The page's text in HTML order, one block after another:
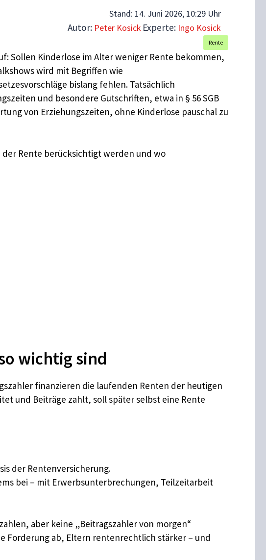
Stand: 14. Juni 2026, 10:29 Uhr
Autor: Peter Kosick Experte: Ingo Kosick
Rente
Sollen Kinderlose im Alter weniger Rente bekommen,
wird mit Begriffen wie
bislang fehlen. Tatsächlich
und besondere Gutschriften, etwa in § 56 SGB
von Erziehungszeiten, ohne Kinderlose pauschal zu
Rente berücksichtigt werden und wo
wichtig sind
finanzieren die laufenden Renten der heutigen
und Beiträge zahlt, soll später selbst eine Rente
der Rentenversicherung.
bei – mit Erwerbsunterbrechungen, Teilzeitarbeit
aber keine „Beitragszahler von morgen“
Forderung ab, Eltern rentenrechtlich stärker – und